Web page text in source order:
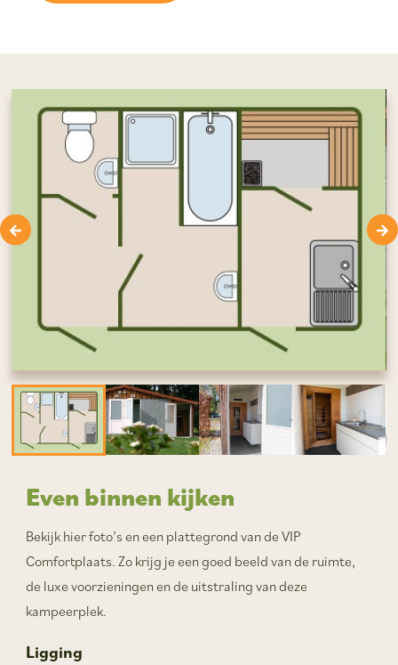
Even binnen kijken
Bekijk hier foto’s en een plattegrond van de VIP
Comfortplaats. Zo krijg je een goed beeld van de ruimte,
de luxe voorzieningen en de uitstraling van deze
kampeerplek.
Ligging